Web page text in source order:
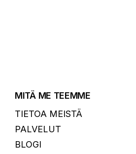
MITÄ ME TEEMME
TIETOA MEISTÄ
PALVELUT
BLOGI